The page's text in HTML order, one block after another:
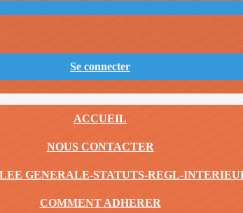
Se connecter
ACCUEIL
NOUS CONTACTER
GENERALE-STATUTS-REGL-
COMMENT ADHERER